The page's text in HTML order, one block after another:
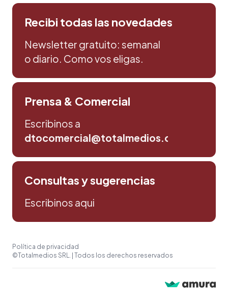
Recibi todas las novedades
Newsletter gratuito: semanal
o diario. Como vos eligas.
Prensa & Comercial
Escribinos a
dtocomercial@totalmedios.com
Consultas y sugerencias
Escribinos aqui
Política de privacidad
©Totalmedios SRL. | Todos los derechos reservados